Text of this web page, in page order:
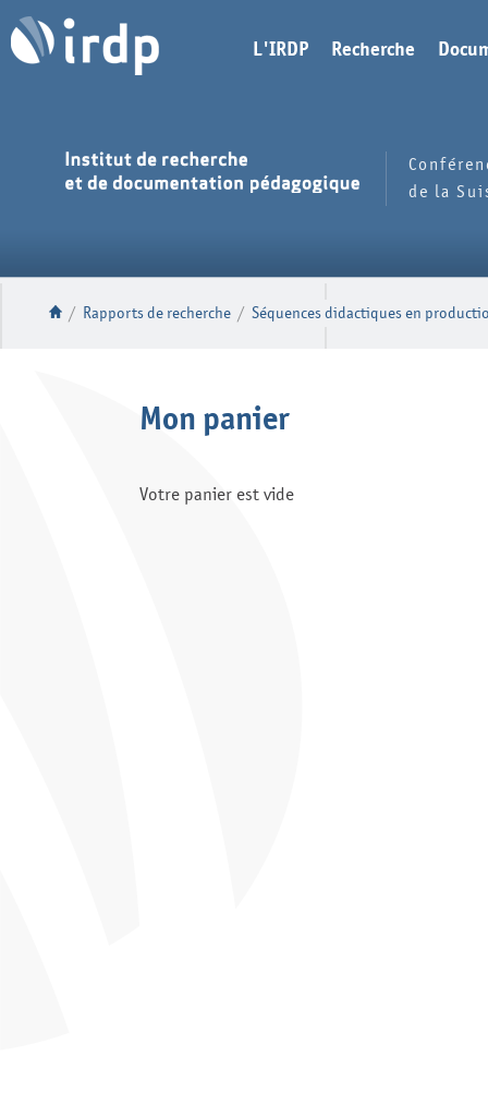
L'IRDP Recherche
de la
/ Rapports de recherche / Séquences didactiques en
Mon panier
Votre panier est vide